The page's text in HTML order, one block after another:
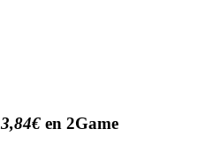
3,84€ en 2Game